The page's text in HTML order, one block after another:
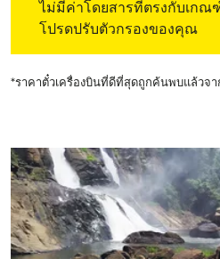
ไม่มีค่าโดยสารที่ตรงกับเก
โปรดปรับตัวกรองของคุณ
*ราคาตั๋วเครื่องบินที่ดีที่สุดถูกค้นพบแล้วจ